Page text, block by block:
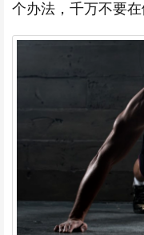
个办法，千万不要在